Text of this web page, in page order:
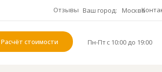
Ваш город: Москва
Расчёт стоимости Пн-Пт с 10:00 до 19:00
Отзывы